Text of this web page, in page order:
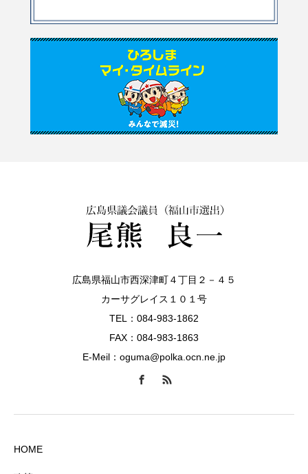
広島県福山市西深津町４丁目２－４５
カーサグレイス１０１号
TEL：084-983-1862
FAX：084-983-1863
E-Meil：oguma@polka.ocn.ne.jp
HOME